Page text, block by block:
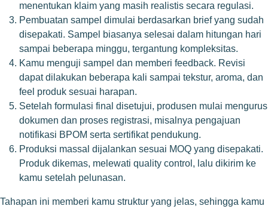
menentukan klaim yang masih realistis secara regulasi.
Pembuatan sampel dimulai berdasarkan brief yang sudah
disepakati. Sampel biasanya selesai dalam hitungan hari
sampai beberapa minggu, tergantung kompleksitas.
Kamu menguji sampel dan memberi feedback. Revisi
dapat dilakukan beberapa kali sampai tekstur, aroma, dan
feel produk sesuai harapan.
Setelah formulasi final disetujui, produsen mulai mengurus
dokumen dan proses registrasi, misalnya pengajuan
notifikasi BPOM serta sertifikat pendukung.
Produksi massal dijalankan sesuai MOQ yang disepakati.
Produk dikemas, melewati quality control, lalu dikirim ke
kamu setelah pelunasan.
Tahapan ini memberi kamu struktur yang jelas, sehingga kamu